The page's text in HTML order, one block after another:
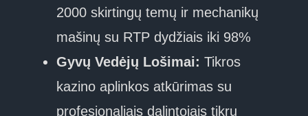
2000 skirtingų temų ir mechanikų
mašinų su RTP dydžiais iki 98%
Gyvų Vedėjų Lošimai: Tikros
kazino aplinkos atkūrimas su
profesionaliais dalintojais tikru